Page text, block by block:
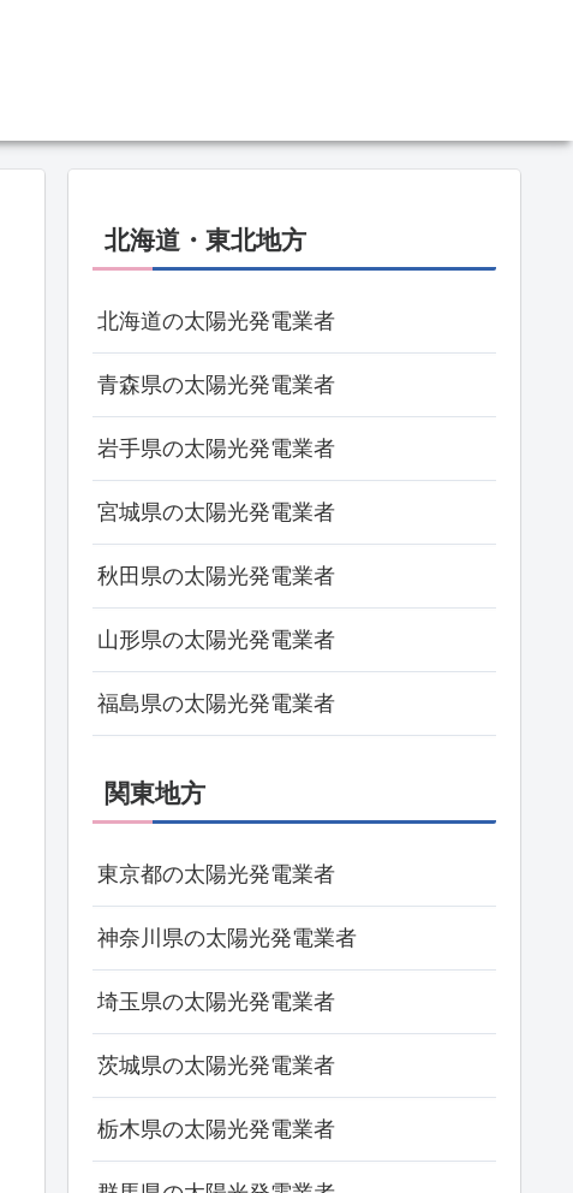
北海道・東北地方
北海道の太陽光発電業者
青森県の太陽光発電業者
岩手県の太陽光発電業者
宮城県の太陽光発電業者
秋田県の太陽光発電業者
山形県の太陽光発電業者
福島県の太陽光発電業者
関東地方
東京都の太陽光発電業者
神奈川県の太陽光発電業者
埼玉県の太陽光発電業者
茨城県の太陽光発電業者
栃木県の太陽光発電業者